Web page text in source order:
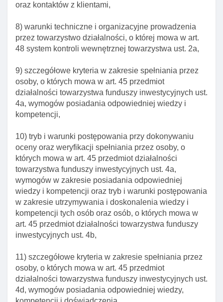
oraz kontaktów z klientami,
8) warunki techniczne i organizacyjne prowadzenia
przez towarzystwo działalności, o której mowa w art.
48 system kontroli wewnętrznej towarzystwa ust. 2a,
9) szczegółowe kryteria w zakresie spełniania przez
osoby, o których mowa w art. 45 przedmiot
działalności towarzystwa funduszy inwestycyjnych ust.
4a, wymogów posiadania odpowiedniej wiedzy i
kompetencji,
10) tryb i warunki postępowania przy dokonywaniu
oceny oraz weryfikacji spełniania przez osoby, o
których mowa w art. 45 przedmiot działalności
towarzystwa funduszy inwestycyjnych ust. 4a,
wymogów w zakresie posiadania odpowiedniej
wiedzy i kompetencji oraz tryb i warunki postępowania
w zakresie utrzymywania i doskonalenia wiedzy i
kompetencji tych osób oraz osób, o których mowa w
art. 45 przedmiot działalności towarzystwa funduszy
inwestycyjnych ust. 4b,
11) szczegółowe kryteria w zakresie spełniania przez
osoby, o których mowa w art. 45 przedmiot
działalności towarzystwa funduszy inwestycyjnych ust.
4d, wymogów posiadania odpowiedniej wiedzy,
Art. 33. Oświadczenia woli związane z
przystąpieniem lub uczestnictwem w funduszu
inwestycyjnym I funduszu inwestycyjnym
Art. 34. Rejestr pełnomocnictw udzielonych przez
uczestników funduszy inwestycyjnych
Art. 35. Forma dokumentów związanych z
nabywaniem I żądaniem odkupienia przez fundusz
Art. 36. Podział I łączenie jednostek uczestnictwa I
certyfikatów inwestycyjnych
Art. 36a. Wycena aktywów specjalistycznych
funduszy inwestycyjnych
Art. 37. Rachunkowość I roczne sprawozdania
funduszy inwestycyjnych
Dział III. Towarzystwo funduszy inwestycyjnych
Art. 38. Towarzystwo funduszy inwestycyjnych
Art. 39. Siedziba zarządu towarzystwa funduszy
inwestycyjnych
Art. 40. Jednoosobowy założyciel towarzystwa
Art. 41. Dodatkowe oznaczenie firmy towarzystwa